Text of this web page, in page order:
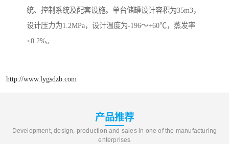
统、控制系统及配套设施。单台储罐设计容积为35m3，
设计压力为1.2MPa，设计温度为-196～+60℃，蒸发率
≤0.2%。
http://www.lygsdzb.com
产品推荐
Development, design, production and sales in one of the manufacturing
enterprises